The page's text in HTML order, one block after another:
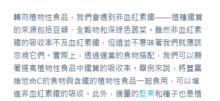
轉向植物性食品，我們會遇到非血紅素鐵——這種鐵質
的來源包括豆類、全穀物和深綠色蔬菜。雖然非血紅素
鐵的吸收率不及血紅素鐵，但這並不意味著我們就應該
忽視它們。實際上，透過適當的食物搭配，我們可以顯
著提高植物性食品中鐵質的吸收率。舉例來說，將豐富
維他命C的食物與含鐵的植物性食品一起食用，可以增
進非血紅素鐵的吸收。此外，適量的堅果和種子也是植